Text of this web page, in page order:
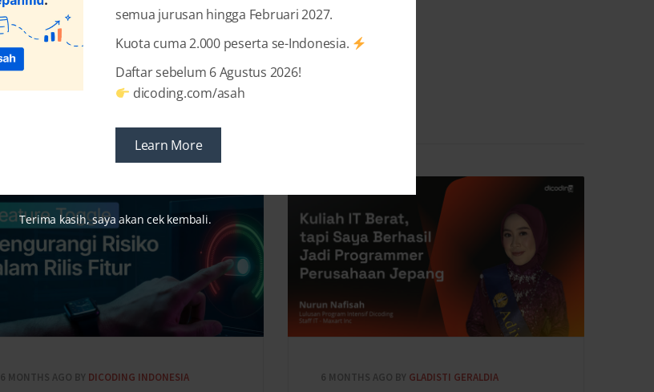
6 MONTHS AGO BY DICODING INDONESIA 6 MONTHS AGO BY GLADISTI GERALDIA
semua jurusan hingga Februari 2027.
Kuota cuma 2.000 peserta se-Indonesia.
Daftar sebelum 6 Agustus 2026!
dicoding.com/asah
Learn More
Terima kasih, saya akan cek kembali.